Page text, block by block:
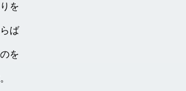
を
ば
を